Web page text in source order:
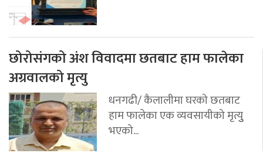
छोरोसंगको अंश विवादमा छतबाट हाम फालेका
अग्रवालको मृत्यु
धनगढी/ कैलालीमा घरको छतबाट
हाम फालेका एक व्यवसायीको मृत्युु
भएको...